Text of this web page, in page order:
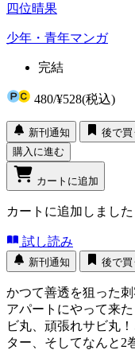
四位晴果
少年・青年マンガ
完結
480/¥528(税込)
新刊通知
後で買
購入に進む
カートに追加
カートに追加しました
試し読み
新刊通知 後で買
かつて善透を狙った
アパートにやって来
ビ丸、頑張れサビ丸
ター、そしてなんと2